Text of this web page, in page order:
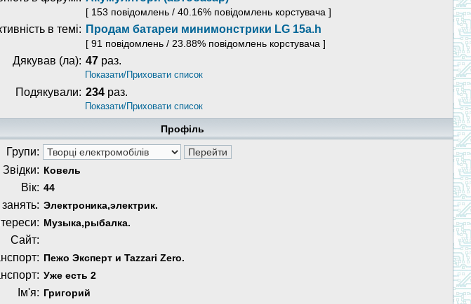
[ 153 повідомлень / 40.16% повідомлень корстувача ]
в темі: Продам батареи минимонстрики LG 15a.h
[ 91 повідомлень / 23.88% повідомлень корстувача ]
Дякував (ла): 47 раз.
Показати/Приховати список
Подякували: 234 раз.
Показати/Приховати список
Профіль
Групи:
Звідки: Ковель
Вік: 44
занять: Электроника,электрик.
Музыка,рыбалка.
Сайт:
Пежо Эксперт и Tazzari Zero.
Уже есть 2
Ім'я: Григорий